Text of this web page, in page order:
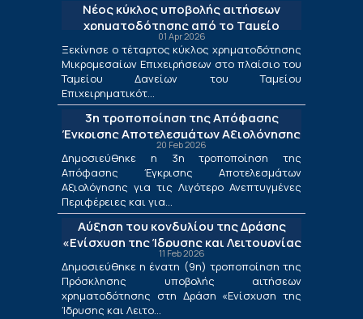
Νέος κύκλος υποβολής αιτήσεων
χρηματοδότησης από το Ταμείο
Δανείων του ΤΕΠΙΧ ΙΙΙ
01 Apr 2026
Ξεκίνησε ο τέταρτος κύκλος χρηματοδότησης
Μικρομεσαίων Επιχειρήσεων στο πλαίσιο του
Ταμείου Δανείων του Ταμείου
Επιχειρηματικότ...
3η τροποποίηση της Απόφασης
Έγκρισης Αποτελεσμάτων Αξιολόγησης
για τις Λιγότερο Ανεπτυγμένες
Περιφέρειες και για τις Περιφέρειες
Μετάβασης στο πλαίσιο της Δράσης
«Ενίσχυση της Ίδρυσης και Λειτουργίας
Νέων Μικρομεσαίων Τουριστικών
Επιχειρήσεων»
20 Feb 2026
Δημοσιεύθηκε η 3η τροποποίηση της
Απόφασης Έγκρισης Αποτελεσμάτων
Αξιολόγησης για τις Λιγότερο Ανεπτυγμένες
Περιφέρειες και για...
Αύξηση του κονδυλίου της Δράσης
«Ενίσχυση της Ίδρυσης και Λειτουργίας
Νέων Μικρομεσαίων Τουριστικών
Επιχειρήσεων»
11 Feb 2026
Δημοσιεύθηκε η ένατη (9η) τροποποίηση της
Πρόσκλησης υποβολής αιτήσεων
χρηματοδότησης στη Δράση «Ενίσχυση της
Ίδρυσης και Λειτο...